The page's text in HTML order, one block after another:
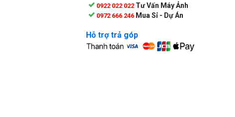
0922 022 022 Tư Vấn Máy Ảnh
0972 666 246 Mua Sỉ - Dự Án
Hỗ trợ trả góp